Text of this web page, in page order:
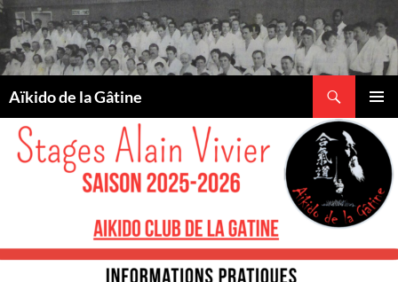
Aïkido de la Gâtine
MENU
AU
CONTENU